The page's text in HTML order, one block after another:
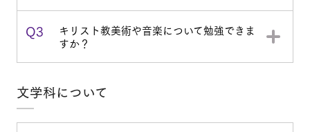
Q3 キリスト教美術や音楽について勉強できま
すか？
文学科について